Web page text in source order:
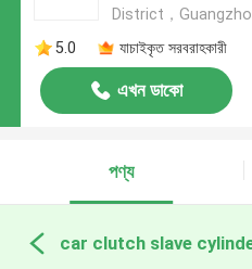
District，
5.0
যাচাইকৃত সরবরাহকারী
এখন ডাকো
পণ্য
car clutch slave cylinder